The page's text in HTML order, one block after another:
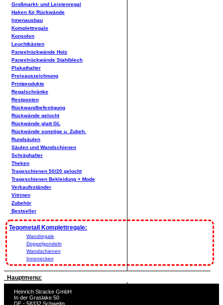
Großmarkt- und Leistenregal
Haken für Rückwände
Innenausbau
Komplettregale
Konsolen
Leuchtkästen
Paneelrückwände Holz
Paneelrückwände Stahlblech
Plakathalter
Preisauszeichnung
Printprodukte
Regalschränke
Restposten
Rückwandbefestigung
Rückwände gelocht
Rückwände glatt GL
Rückwände sonstige u. Zubeh.
Rundsäulen
Säulen und Wandschienen
Schräghalter
Theken
Trageschienen 50/20 gelocht
Trageschienen Bekleidung + Mode
Verkaufsständer
Vitrinen
Zubehör
Bestseller
Tegometall Komplettregale:
Wandregale
Doppelgondeln
Wandschienen
Innenecken
Hauptmenu:
Heinrich Stracke GmbH
In der Graslake 50
DE - 58332 Schwelm